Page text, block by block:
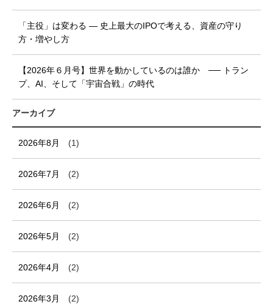
「主役」は変わる ― 史上最大のIPOで考える、資産の守り
方・増やし方
【2026年６月号】世界を動かしているのは誰か ── トラン
プ、AI、そして「宇宙合戦」の時代
アーカイブ
2026年8月 (1)
2026年7月 (2)
2026年6月 (2)
2026年5月 (2)
2026年4月 (2)
2026年3月 (2)